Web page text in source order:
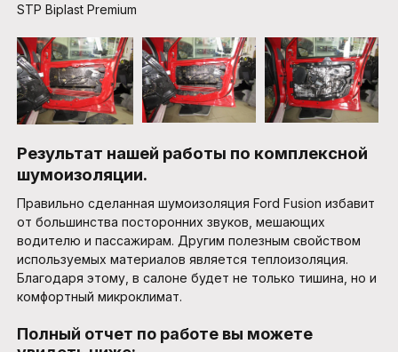
STP Biplast Premium
Результат нашей работы по комплексной
шумоизоляции.
Правильно сделанная шумоизоляция Ford Fusion избавит
от большинства посторонних звуков, мешающих
водителю и пассажирам. Другим полезным свойством
используемых материалов является теплоизоляция.
Благодаря этому, в салоне будет не только тишина, но и
комфортный микроклимат.
Полный отчет по работе вы можете